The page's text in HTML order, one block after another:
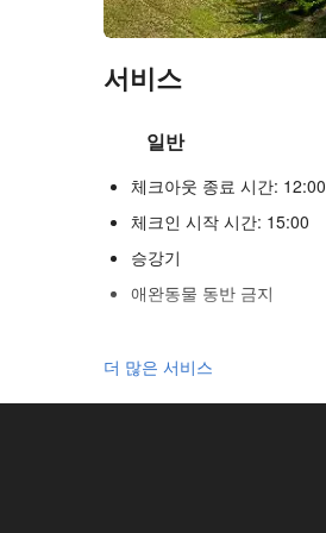
서비스
일반
체크아웃 종료 시간: 12:00
체크인 시작 시간: 15:00
승강기
애완동물 동반 금지
푸드 & 베버리지
일품요리 레스토랑
더 많은 서비스